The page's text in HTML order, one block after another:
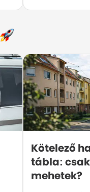
Kötelező
tábla:
mehetek?